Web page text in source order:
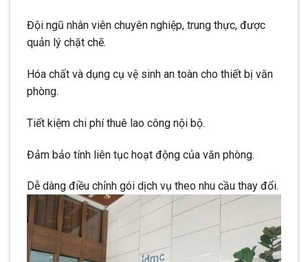
Đội ngũ nhân viên chuyên nghiệp, trung thực, được
quản lý chặt chẽ.
Hóa chất và dụng cụ vệ sinh an toàn cho thiết bị văn
phòng.
Tiết kiệm chi phí thuê lao công nội bộ.
Đảm bảo tính liên tục hoạt động của văn phòng.
Dễ dàng điều chỉnh gói dịch vụ theo nhu cầu thay đổi.